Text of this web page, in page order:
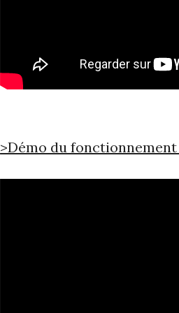
>Démo du fonctionnement